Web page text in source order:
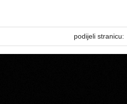
podijeli stranicu: